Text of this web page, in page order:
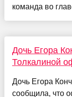
команда во
Дочь Егора
Толкалиной
Дочь Егора
сообщила, что